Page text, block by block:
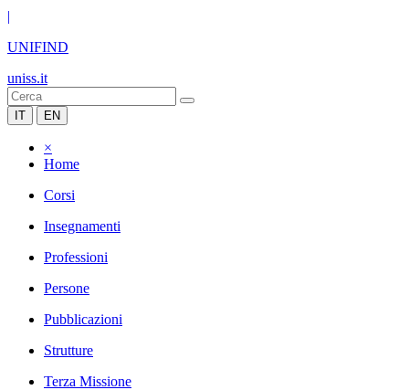
|
UNIFIND
uniss.it
IT EN
×
Home
Corsi
Insegnamenti
Professioni
Persone
Pubblicazioni
Strutture
Terza Missione